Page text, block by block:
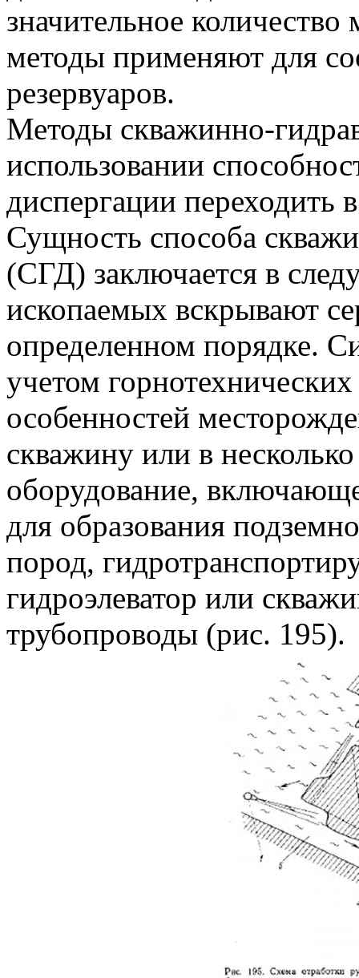
значительное
методы применяют для
резервуаров.
Методы скважинно-
использовании
диспергации переходить
Сущность способа
(СГД) заключается в
ископаемых вскрывают
определенном порядке.
учетом
особенностей
скважину или в
оборудование,
для образования
пород,
гидроэлеватор или
трубопроводы (рис. 195).